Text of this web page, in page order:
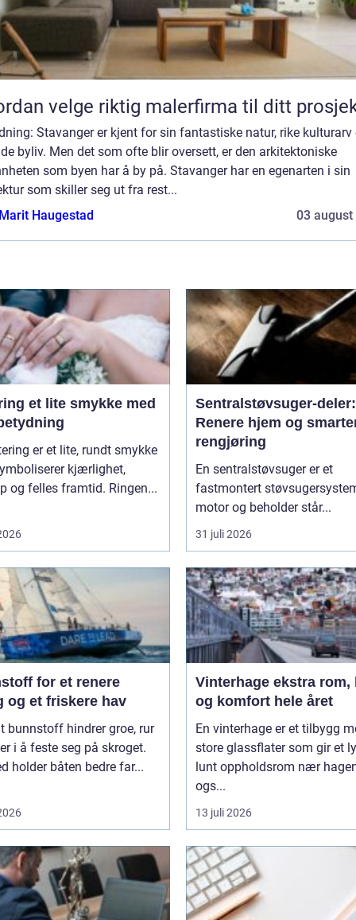
velge riktig malerfirma til ditt
Stavanger er kjent for sin fantastiske natur, rike kulturarv
byliv. Men det som ofte blir oversett, er den arkitektoniske
som byen har å by på. Stavanger har en egenarten i sin
som skiller seg ut fra rest...
Haugestad
03 august
med
er et lite, rundt smykke
kjærlighet,
og felles framtid. Ringen...
Sentralstøvsuger-deler:
Renere hjem og
rengjøring
En sentralstøvsuger er et
fastmontert
motor og beholder står...
31 juli 2026
for et renere
og et friskere hav
bunnstoff hindrer groe, rur
i å feste seg på skroget.
holder båten bedre far...
Vinterhage ekstra rom, lys
og komfort hele året
En vinterhage er et tilbygg
store glassflater som gir et
lunt oppholdsrom nær
ogs...
13 juli 2026